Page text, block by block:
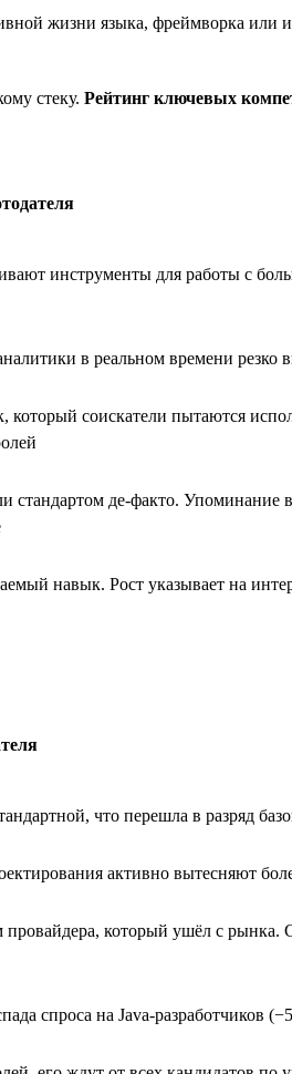
жизни языка, фреймворка или
стеку. Рейтинг ключевых
инструменты для работы с
в реальном времени резко
соискатели пытаются
стандартом де-факто. Упоминание
навык. Рост указывает на
что перешла в разряд
активно вытесняют
который ушёл с рынка.
спроса на Java-разработчиков